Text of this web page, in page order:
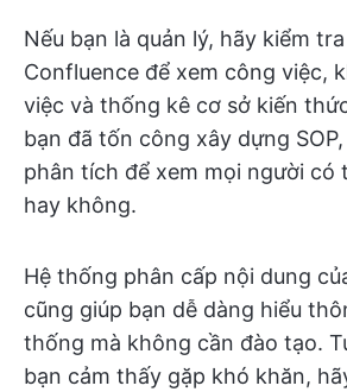
Nếu bạn là quản lý, hãy kiểm
Confluence để xem công việc,
việc và thống kê cơ sở kiến
bạn đã tốn công xây dựng
phân tích để xem mọi người có
hay không.
Hệ thống phân cấp nội dung
cũng giúp bạn dễ dàng hiểu
thống mà không cần đào tạo.
bạn cảm thấy gặp khó khăn,